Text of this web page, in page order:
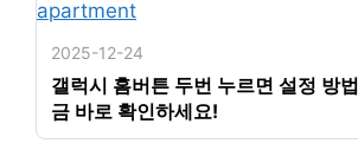
2025-12-24
갤럭시 홈버튼 두번 누르면 설정 방
금 바로 확인하세요!